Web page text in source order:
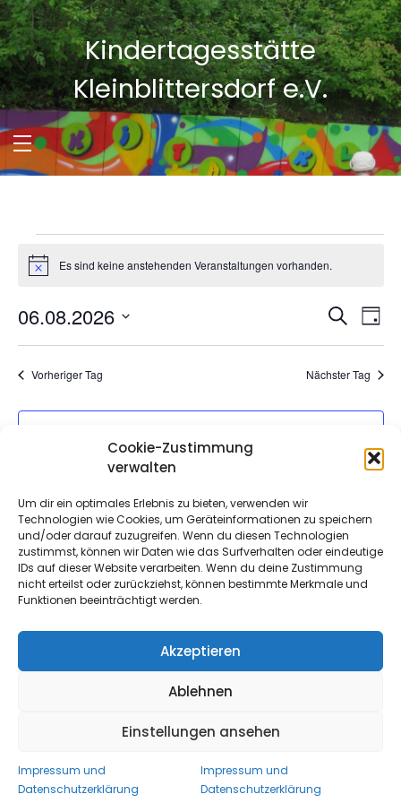
Cookie-Zustimmung
verwalten
Um dir ein optimales Erlebnis zu bieten, verwenden wir
Technologien wie Cookies, um Geräteinformationen zu speichern
und/oder darauf zuzugreifen. Wenn du diesen Technologien
zustimmst, können wir Daten wie das Surfverhalten oder eindeutige
IDs auf dieser Website verarbeiten. Wenn du deine Zustimmung
nicht erteilst oder zurückziehst, können bestimmte Merkmale und
Funktionen beeinträchtigt werden.
Akzeptieren
Ablehnen
Einstellungen ansehen
Impressum und
Datenschutzerklärung
Impressum und
Datenschutzerklärung
Skip
to
content
Kindertagesstätte
Kleinblittersdorf e.V.
Veranstaltungen
6.
August
2026
HinweisEs sind keine anstehenden Veranstaltungen vorhanden.
Suche
und
SucheTag
06.08.2026
Vorheriger Tag Nächster Tag
WordPress
Theme: Urbane byTemplate Sell